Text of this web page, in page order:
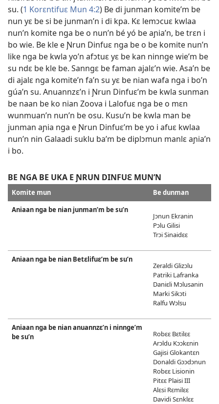
su. (1 Korɛntifuɛ Mun 4:2) Be di junman komite’m be
nun yɛ be si be junman’n i di kpa. Kɛ lemɔcuɛ kwlaa
nun’n komite nga be o nun’n bé yó be aɲia’n, be trɛn i
bo wie. Be kle e Ɲrun Dinfuɛ nga be o be komite nun’n
like nga be kwla yo’n afɔtuɛ yɛ be kan ninnge wie’m be
su ndɛ be kle be. Sanngɛ be faman ajalɛ’n wie. Asa’n be
di ajalɛ nga komite’n fa’n su yɛ be nian wafa nga i bo’n
gúa’n su. Anuannzɛ’n i Ɲrun Dinfuɛ’m be kwla sunman
be naan be ko nian Zoova i Lalofuɛ nga be o mɛn
wunmuan’n nun’n be osu. Kusu’n be kwla man be
junman aɲia nga e Ɲrun Dinfuɛ’m be yo i afuɛ kwlaa
nun’n nin Galaadi suklu ba’m be diplɔmun manlɛ aɲia’n
i bo.
BE NGA BE UKA E ƝRUN DINFUƐ MUN’N
Komite mun
Be dunman
Aniaan nga be nian junman’m be su’n
Jɔnun Ekranin
Pɔlu Gilisi
Trɔi Sinaidɛɛ
Aniaan nga be nian Betɛlifuɛ’m be su’n
Zeraldi Glizɔlu
Patriki Lafranka
Daniɛli Mɔlusanin
Marki Sikɔti
Ralfu Wɔlsu
Aniaan nga be nian anuannzɛ’n i ninnge’m
be su’n
Robɛɛ Bɛtilɛɛ
Arɔldu Kɔɔkɛnin
Gajisi Glokantɛn
Donaldi Gɔɔdɔnun
Robɛɛ Lisionin
Pitɛɛ Plaisi III
Alɛsi Rɛmilɛɛ
Davidi Sɛnklɛɛ